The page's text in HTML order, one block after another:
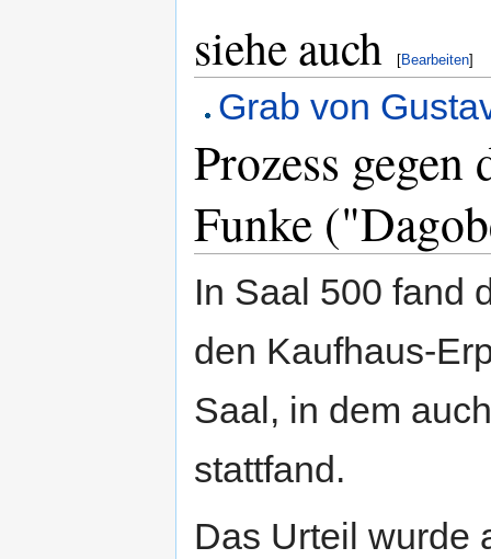
siehe auch [Bearbeiten]
Grab von
Prozess
Funke
In Saal 500 fand
den Kaufhaus-
Saal, in dem
stattfand.
Das Urteil wurde